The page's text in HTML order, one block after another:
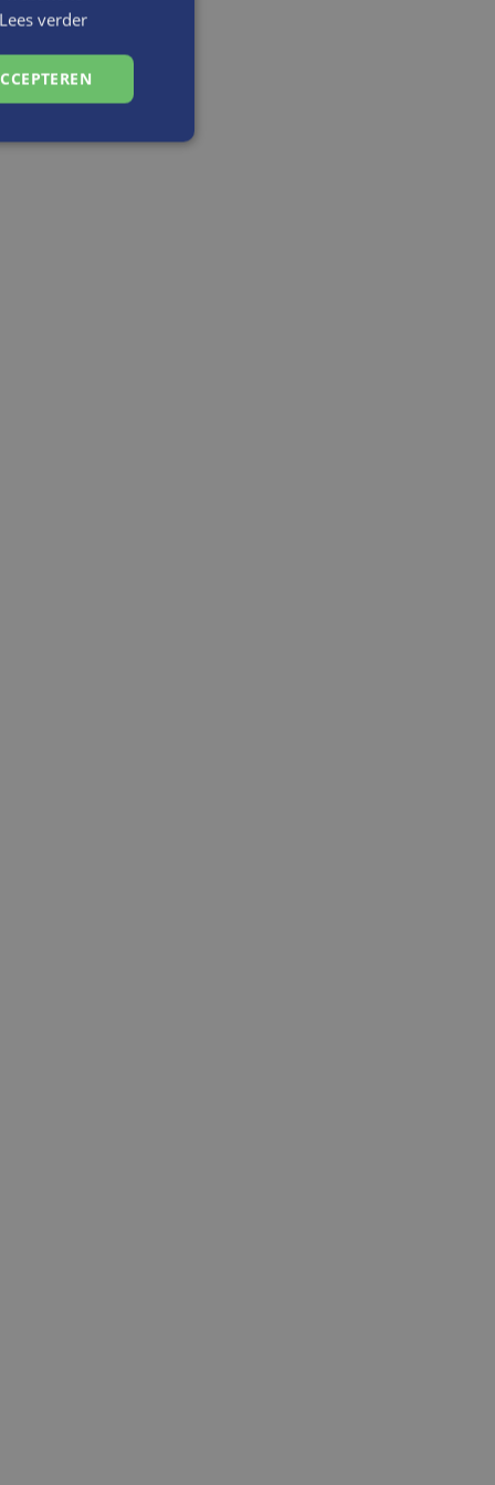
Lees verder